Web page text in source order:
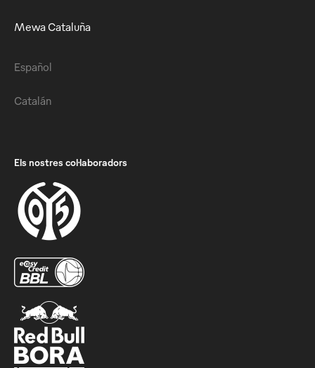
Mewa Cataluña
Español
Catalán
Els nostres col·laboradors